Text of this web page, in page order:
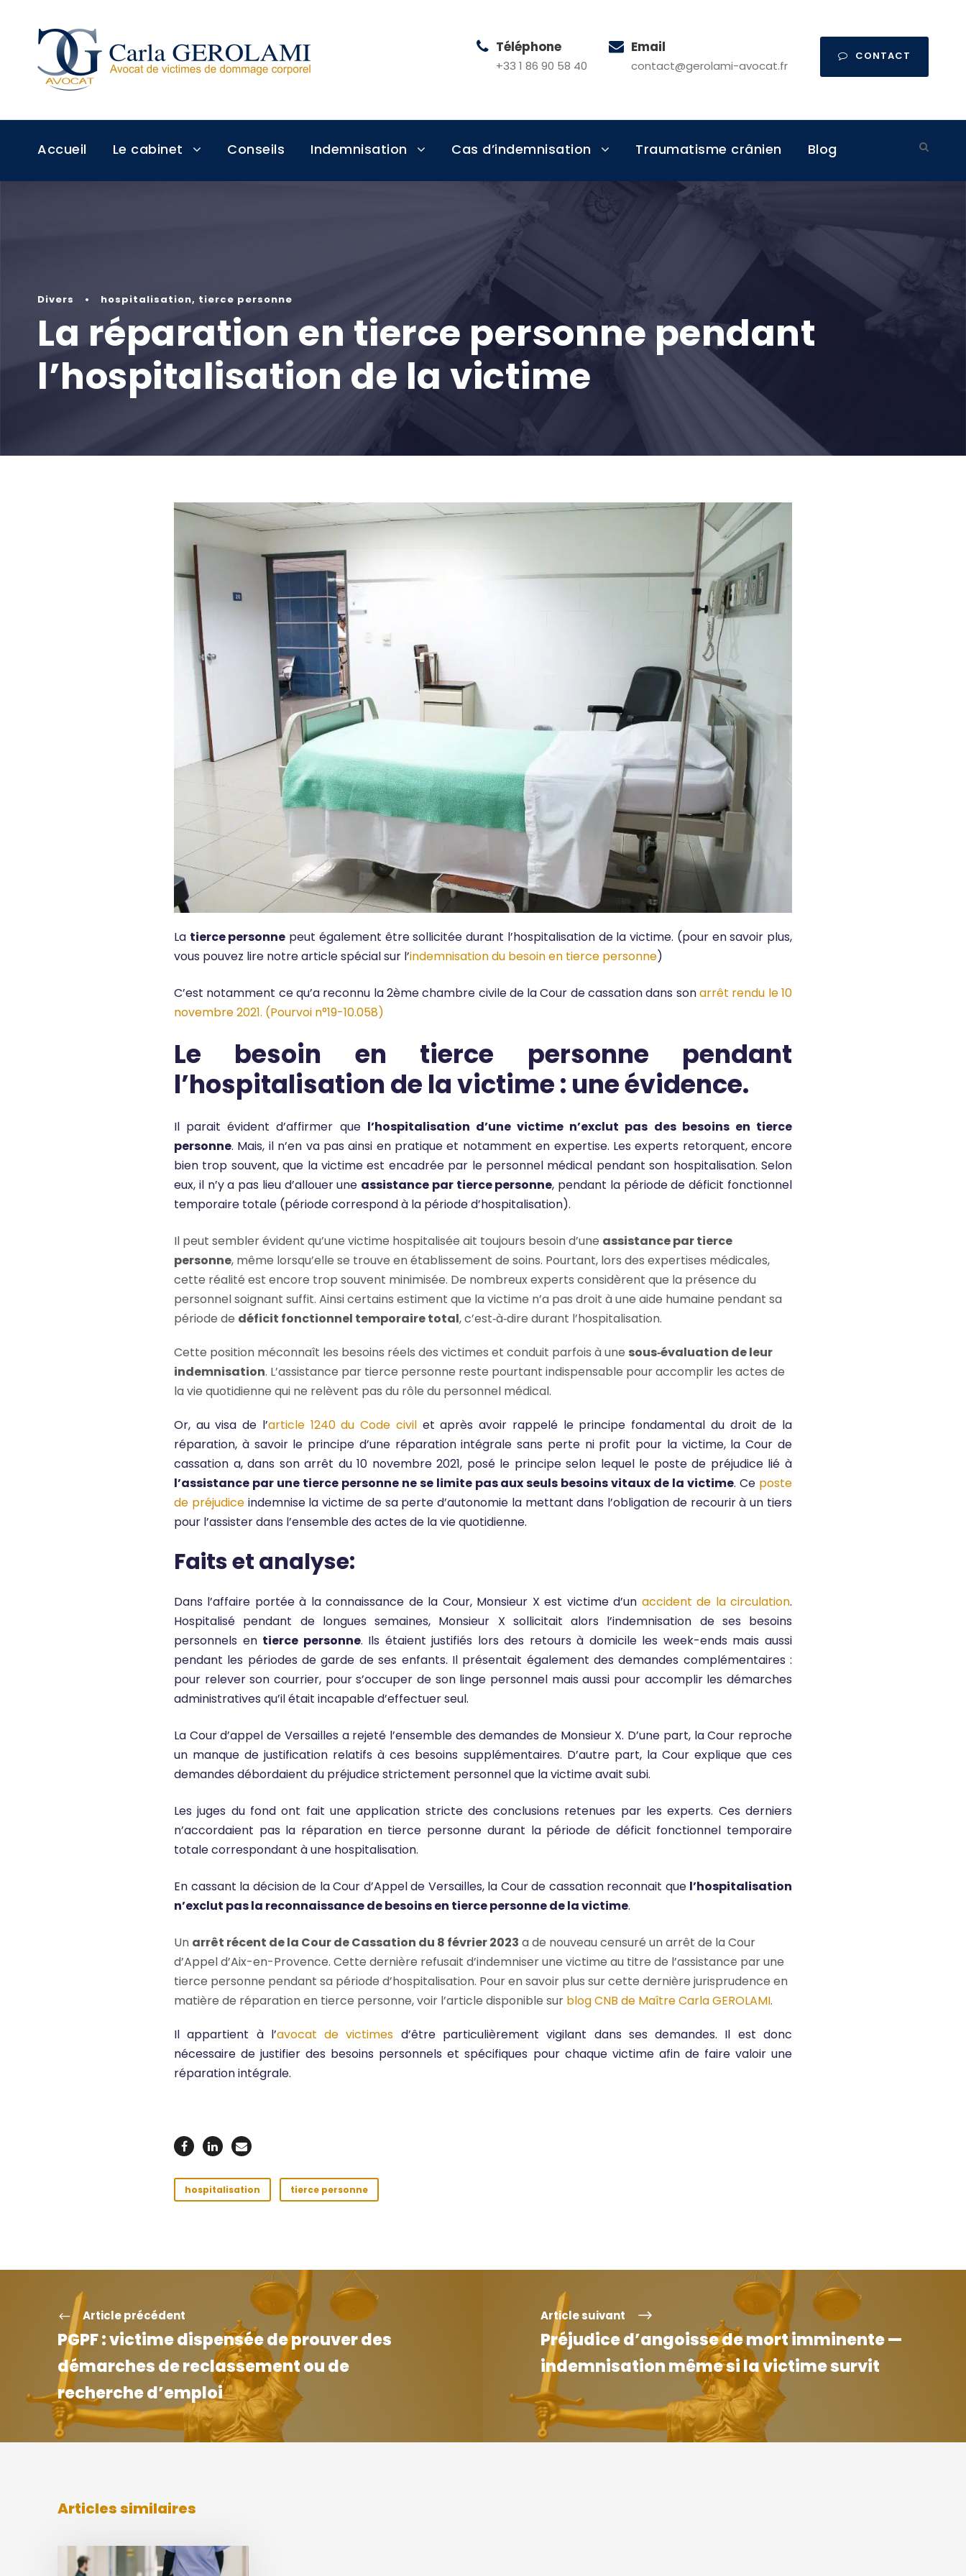
Téléphone
+33 1 86 90 58 40
Email
contact@gerolami-avocat.fr
CONTACT
Accueil Le cabinet Conseils Indemnisation Cas d’indemnisation Traumatisme crânien Blog
Divers • hospitalisation, tierce personne
La réparation en tierce personne pendant
l’hospitalisation de la victime
La tierce personne peut également être sollicitée durant l’hospitalisation de la victime. (pour en savoir plus,
vous pouvez lire notre article spécial sur l’indemnisation du besoin en tierce personne)
C’est notamment ce qu’a reconnu la 2ème chambre civile de la Cour de cassation dans sonarrêt rendu le 10
novembre 2021. (Pourvoi n°19-10.058)
Le besoin en tierce personne pendant
l’hospitalisation de la victime : une évidence.
Il parait évident d’affirmer que l’hospitalisation d’une victime n’exclut pas des besoins en tierce
personne. Mais, il n’en va pas ainsi en pratique et notamment en expertise. Les experts retorquent, encore
bien trop souvent, que la victime est encadrée par le personnel médical pendant son hospitalisation. Selon
eux, il n’y a pas lieu d’allouer une assistance par tierce personne, pendant la période de déficit fonctionnel
temporaire totale (période correspond à la période d’hospitalisation).
Il peut sembler évident qu’une victime hospitalisée ait toujours besoin d’une assistance par tierce
personne, même lorsqu’elle se trouve en établissement de soins. Pourtant, lors des expertises médicales,
cette réalité est encore trop souvent minimisée. De nombreux experts considèrent que la présence du
personnel soignant suffit. Ainsi certains estiment que la victime n’a pas droit à une aide humaine pendant sa
période de déficit fonctionnel temporaire total, c’est‑à‑dire durant l’hospitalisation.
Cette position méconnaît les besoins réels des victimes et conduit parfois à une sous‑évaluation de leur
indemnisation. L’assistance par tierce personne reste pourtant indispensable pour accomplir les actes de
la vie quotidienne qui ne relèvent pas du rôle du personnel médical.
Or, au visa de l’article 1240 du Code civilet après avoir rappelé le principe fondamental du droit de la
réparation, à savoir le principe d’une réparation intégrale sans perte ni profit pour la victime, la Cour de
cassation a, dans son arrêt du 10 novembre 2021, posé le principe selon lequel le poste de préjudice lié à
l’assistance par une tierce personne ne se limite pas aux seuls besoins vitaux de la victime. Ce poste
de préjudiceindemnise la victime de sa perte d’autonomie la mettant dans l’obligation de recourir à un tiers
pour l’assister dans l’ensemble des actes de la vie quotidienne.
Faits et analyse:
Dans l’affaire portée à la connaissance de la Cour, Monsieur X est victime d’un accident de la circulation.
Hospitalisé pendant de longues semaines, Monsieur X sollicitait alors l’indemnisation de ses besoins
personnels en tierce personne. Ils étaient justifiés lors des retours à domicile les week-ends mais aussi
pendant les périodes de garde de ses enfants. Il présentait également des demandes complémentaires :
pour relever son courrier, pour s’occuper de son linge personnel mais aussi pour accomplir les démarches
administratives qu’il était incapable d’effectuer seul.
La Cour d’appel de Versailles a rejeté l’ensemble des demandes de Monsieur X. D’une part, la Cour reproche
un manque de justification relatifs à ces besoins supplémentaires. D’autre part, la Cour explique que ces
demandes débordaient du préjudice strictement personnel que la victime avait subi.
Les juges du fond ont fait une application stricte des conclusions retenues par les experts. Ces derniers
n’accordaient pas la réparation en tierce personne durant la période de déficit fonctionnel temporaire
totale correspondant à une hospitalisation.
En cassant la décision de la Cour d’Appel de Versailles, la Cour de cassation reconnait que l’hospitalisation
n’exclut pas la reconnaissance de besoins en tierce personne de la victime.
Un arrêt récent de la Cour de Cassation du 8 février 2023 a de nouveau censuré un arrêt de la Cour
d’Appel d’Aix-en-Provence. Cette dernière refusait d’indemniser une victime au titre de l’assistance par une
tierce personne pendant sa période d’hospitalisation. Pour en savoir plus sur cette dernière jurisprudence en
matière de réparation en tierce personne, voir l’article disponible sur blog CNB de Maître Carla GEROLAMI.
Il appartient à l’avocat de victimes d’être particulièrement vigilant dans ses demandes. Il est donc
nécessaire de justifier des besoins personnels et spécifiques pour chaque victime afin de faire valoir une
réparation intégrale.
hospitalisation tierce personne
Article précédent
PGPF : victime dispensée de prouver des
démarches de reclassement ou de
recherche d’emploi
Article suivant
Préjudice d’angoisse de mort imminente —
indemnisation même si la victime survit
Articles similaires